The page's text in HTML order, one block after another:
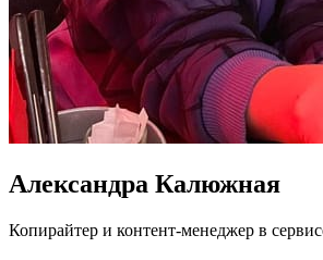
Александра Калюжная
Копирайтер и контент-менеджер в